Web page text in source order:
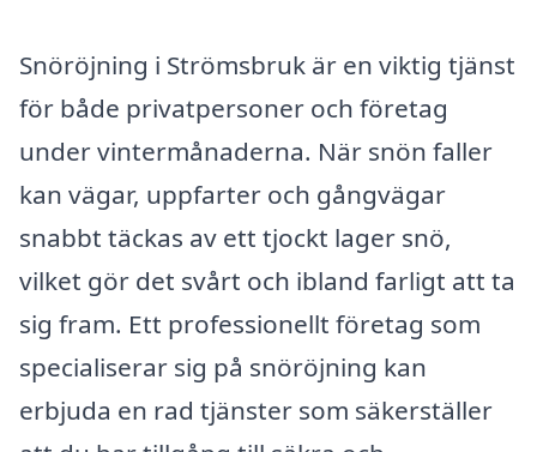
Snöröjning i Strömsbruk är en viktig tjänst
för både privatpersoner och företag
under vintermånaderna. När snön faller
kan vägar, uppfarter och gångvägar
snabbt täckas av ett tjockt lager snö,
vilket gör det svårt och ibland farligt att ta
sig fram. Ett professionellt företag som
specialiserar sig på snöröjning kan
erbjuda en rad tjänster som säkerställer